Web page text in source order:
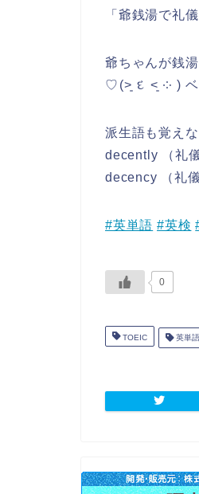
「爺銭湯で礼
爺ちゃんが銭
♡⁠(⁠˃͈⁠ ⁠દ⁠ ⁠˂͈⁠ ⁠༶⁠ ⁠) ベ
派生語も覚え
decently （礼
decency （礼儀
#英単語 #英検
0
TOEIC 英単語